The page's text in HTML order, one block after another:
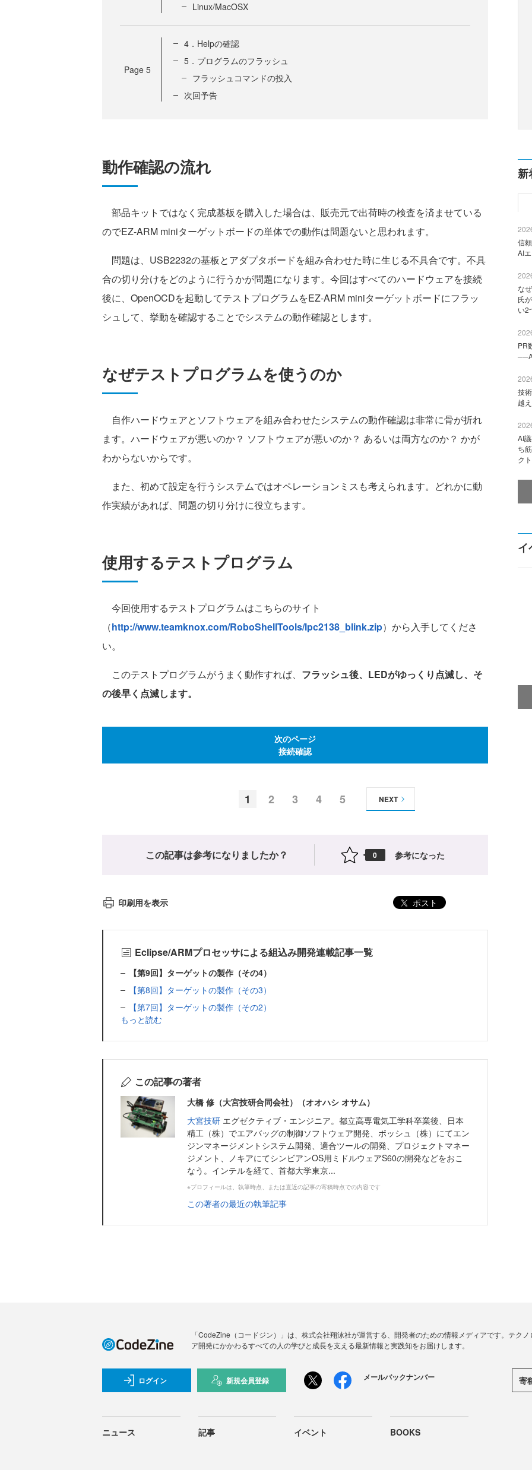
Linux/MacOSX
Page 5
4．Helpの確認
5．プログラムのフラッシュ
フラッシュコマンドの投入
次回予告
動作確認の流れ
部品キットではなく完成基板を購入した場合は、販売元で出荷時の検査を済ませている
のでEZ-ARM miniターゲットボードの単体での動作は問題ないと思われます。
問題は、USB2232の基板とアダプタボードを組み合わせた時に生じる不具合です。不具
合の切り分けをどのように行うかが問題になります。今回はすべてのハードウェアを接続
後に、OpenOCDを起動してテストプログラムをEZ-ARM miniターゲットボードにフラッ
シュして、挙動を確認することでシステムの動作確認とします。
なぜテストプログラムを使うのか
自作ハードウェアとソフトウェアを組み合わせたシステムの動作確認は非常に骨が折れ
ます。ハードウェアが悪いのか？ ソフトウェアが悪いのか？ あるいは両方なのか？ かが
わからないからです。
また、初めて設定を行うシステムではオペレーションミスも考えられます。どれかに動
作実績があれば、問題の切り分けに役立ちます。
使用するテストプログラム
今回使用するテストプログラムはこちらのサイト
（http://www.teamknox.com/RoboShellTools/lpc2138_blink.zip）から入手してくださ
い。
このテストプログラムがうまく動作すれば、 フラッシュ後、LEDがゆっくり点滅し、そ
の後早く点滅します。
次のページ
接続確認
1 2 3 4 5 NEXT
この記事は参考になりましたか？ 0 参考になった
印刷用を表示 ポスト
Eclipse/ARMプロセッサによる組込み開発連載記事一覧
【第9回】ターゲットの製作（その4）
【第8回】ターゲットの製作（その3）
【第7回】ターゲットの製作（その2）
もっと読む
この記事の著者
大橋 修（大宮技研合同会社）（オオハシ オサム）
大宮技研 エグゼクティブ・エンジニア。都立高専電気工学科卒業後、日本
精工（株）でエアバッグの制御ソフトウェア開発、ボッシュ（株）にてエン
ジンマネージメントシステム開発、適合ツールの開発、プロジェクトマネー
ジメント、ノキアにてシンビアンOS用ミドルウェアS60の開発などをおこ
なう。インテルを経て、首都大学東京...
※プロフィールは、執筆時点、または直近の記事の寄稿時点での内容です
この著者の最近の執筆記事
新
信
AI
な
氏
い2
PR
技
越
AI
ち
ク
イ
「CodeZine（コードジン）」は、株式会社翔泳社が運営する、開発者のための情報メディアです。テク
ア開発にかかわるすべての人の学びと成長を支える最新情報と実践知をお届けします。
ログイン 新規会員登録 メールバックナンバー 寄
ニュース 記事 イベント BOOKS